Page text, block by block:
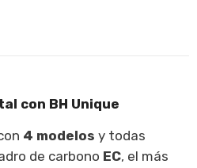
con BH Unique
4 modelos y todas
de carbono EC, el más